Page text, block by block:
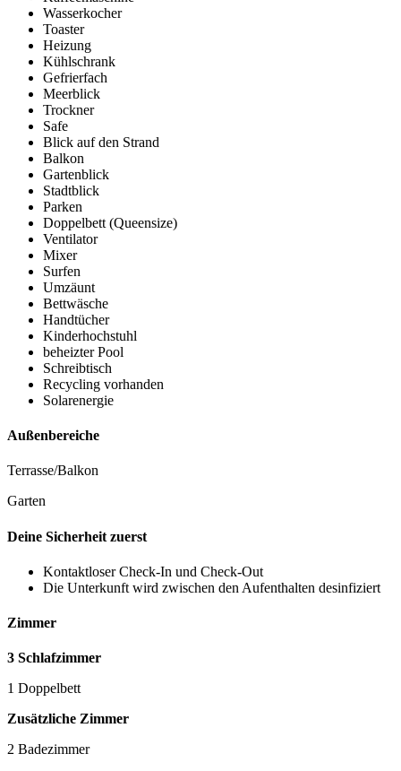
Wasserkocher
Toaster
Heizung
Kühlschrank
Gefrierfach
Meerblick
Trockner
Safe
Blick auf den Strand
Balkon
Gartenblick
Stadtblick
Parken
Doppelbett (Queensize)
Ventilator
Mixer
Surfen
Umzäunt
Bettwäsche
Handtücher
Kinderhochstuhl
beheizter Pool
Schreibtisch
Recycling vorhanden
Solarenergie
Außenbereiche
Terrasse/Balkon
Garten
Deine Sicherheit zuerst
Kontaktloser Check-In und Check-Out
Die Unterkunft wird zwischen den Aufenthalten desinfiziert
Zimmer
3 Schlafzimmer
1 Doppelbett
Zusätzliche Zimmer
2 Badezimmer